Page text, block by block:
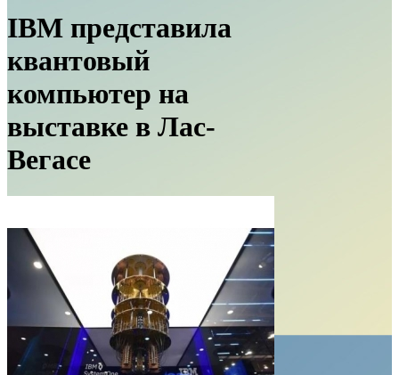
IBM представила
квантовый
компьютер на
выставке в Лас-
Вегасе